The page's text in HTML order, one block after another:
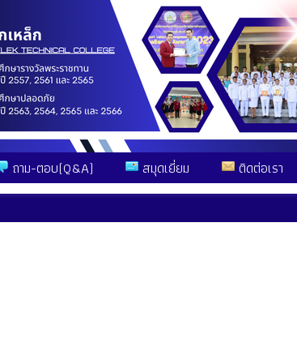
ถาม-ตอบ(Q&A) สมุดเยี่ยม ติดต่อเรา